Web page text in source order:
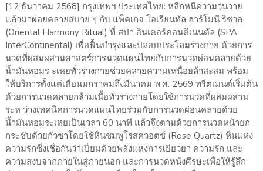
[12 ธันวาคม 2568] กรุงเทพฯ ประเทศไทย: หลีกหนีความวุ่นวาย
แล้วมาผ่อยคลายสบาย ๆ กับ แพ็คเกจ โอเรียนทัล ฮาร์โมนี ริชวล
(Oriental Harmony Ritual) ที่ สปา อินเตอร์คอนติเนนตัล (SPA
InterContinental) เพื่อฟื้นบำรุงและปลอบประโลมร่างกาย ด้วยการ
นวดที่ผสมผสานศาสตร์การนวดแผนไทยกับการนวดผ่อนคลายด้วย
น้ำมันหอมร ะเหยทั่วร่างกายช่วยคลายความเหนื่อยล้าสะสม พร้อม
ให้บริการตั้งแต่เดือนมกราคมถึงมีนาคม พ.ศ. 2569 ทรีตเมนต์เริ่มต้น
ด้วยการนวดคลายกล้ามเนื้อทั่วร่างกายโดยใช้การนวดที่ผสมผสาน
ระห ว่างเทคนิคการนวดแผนไทยร่วมกับการนวดผ่อนคลายด้วย
น้ำมันหอมระเหยเป็นเวลา 60 นาที แล้วจึงตามด้วยการนวดหน้ายก
กระชับด้วยกัวซาโดยใช้หินชมพูโรสควอตซ์ (Rose Quartz) หินแห่ง
ความรักซึ่งเชื่อกันว่าเปี่ยมด้วยพลังแห่งการเยียวยา ความรัก และ
ความสงบจากภายในสู่ภายนอก และการนวดหนังศีรษะเพื่อให้รู้สึก